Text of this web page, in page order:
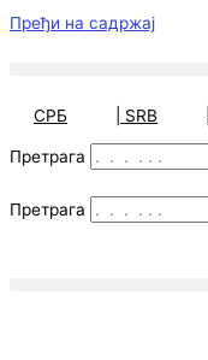
Пређи на садржај
СРБ | SRB
Претрага
Претрага